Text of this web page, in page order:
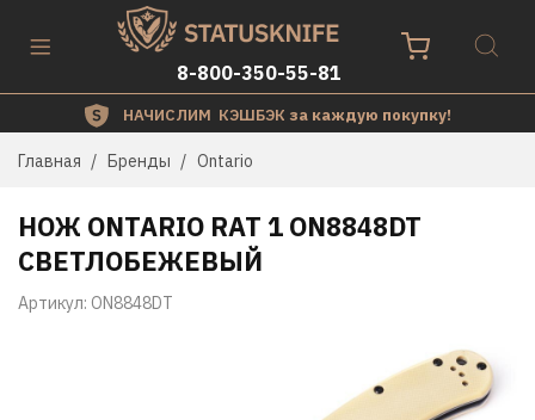
8-800-350-55-81
НАЧИСЛИМ КЭШБЭК за каждую покупку!
Главная Бренды Ontario
Артикул: ON8848DT
НОЖ ONTARIO RAT 1 ON8848DT
СВЕТЛОБЕЖЕВЫЙ